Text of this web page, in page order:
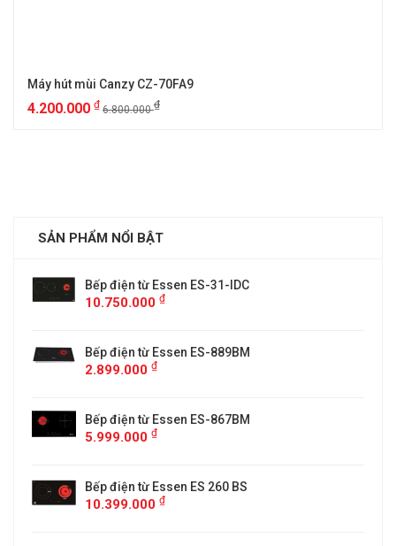
Máy hút mùi Canzy CZ-70FA9
4.200.000 ₫ 6.800.000₫
SẢN PHẨM NỔI BẬT
Bếp điện từ Essen ES-31-IDC
10.750.000 ₫
Bếp điện từ Essen ES-889BM
2.899.000 ₫
Bếp điện từ Essen ES-867BM
5.999.000 ₫
Bếp điện từ Essen ES 260 BS
10.399.000 ₫